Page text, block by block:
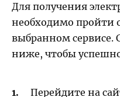
Для получения
необходимо пройти
выбранном сервисе.
ниже, чтобы
Перейдите на